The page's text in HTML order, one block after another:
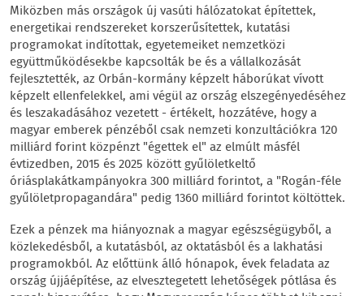
Miközben más országok új vasúti hálózatokat építettek,
energetikai rendszereket korszerűsítettek, kutatási
programokat indítottak, egyetemeiket nemzetközi
együttműködésekbe kapcsolták be és a vállalkozását
fejlesztették, az Orbán-kormány képzelt háborúkat vívott
képzelt ellenfelekkel, ami végül az ország elszegényedéséhez
és leszakadásához vezetett - értékelt, hozzátéve, hogy a
magyar emberek pénzéből csak nemzeti konzultációkra 120
milliárd forint közpénzt "égettek el" az elmúlt másfél
évtizedben, 2015 és 2025 között gyűlöletkeltő
óriásplakátkampányokra 300 milliárd forintot, a "Rogán-féle
gyűlöletpropagandára" pedig 1360 milliárd forintot költöttek.
Ezek a pénzek ma hiányoznak a magyar egészségügyből, a
közlekedésből, a kutatásból, az oktatásból és a lakhatási
programokból. Az előttünk álló hónapok, évek feladata az
ország újjáépítése, az elvesztegetett lehetőségek pótlása és